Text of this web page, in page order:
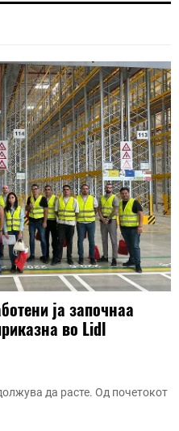
ја започнаа
во Lidl
да расте. Од почетокот